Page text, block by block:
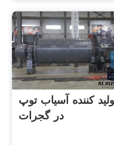
کننده آسیاب توپ
در گجرات